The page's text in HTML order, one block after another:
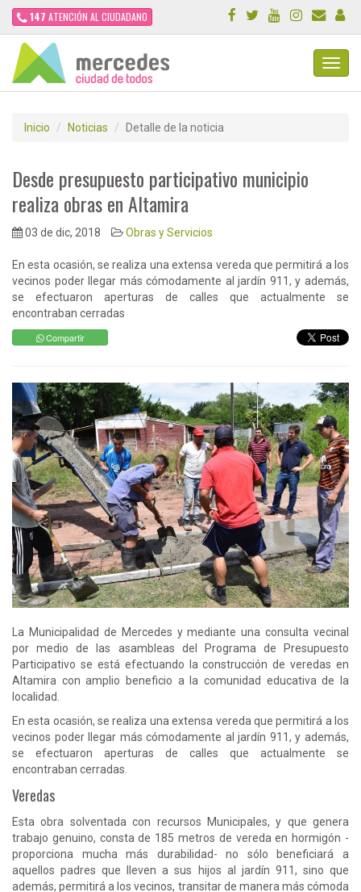
147 ATENCIÓN AL CIUDADANO
Inicio Noticias Detalle de la noticia
Desde presupuesto participativo municipio
realiza obras en Altamira
03 de dic, 2018 Obras y Servicios
En esta ocasión, se realiza una extensa vereda que permitirá a los
vecinos poder llegar más cómodamente al jardín 911, y además,
se efectuaron aperturas de calles que actualmente se
encontraban cerradas
Compartir
La Municipalidad de Mercedes y mediante una consulta vecinal
por medio de las asambleas del Programa de Presupuesto
Participativo se está efectuando la construcción de veredas en
Altamira con amplio beneficio a la comunidad educativa de la
localidad.
En esta ocasión, se realiza una extensa vereda que permitirá a los
vecinos poder llegar más cómodamente al jardín 911, y además,
se efectuaron aperturas de calles que actualmente se
encontraban cerradas.
Veredas
Esta obra solventada con recursos Municipales, y que genera
trabajo genuino, consta de 185 metros de vereda en hormigón -
proporciona mucha más durabilidad- no sólo beneficiará a
aquellos padres que lleven a sus hijos al jardín 911, sino que
además, permitirá a los vecinos, transitar de manera más cómoda